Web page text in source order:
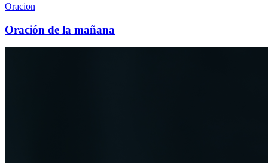
Oracion
Oración de la mañana